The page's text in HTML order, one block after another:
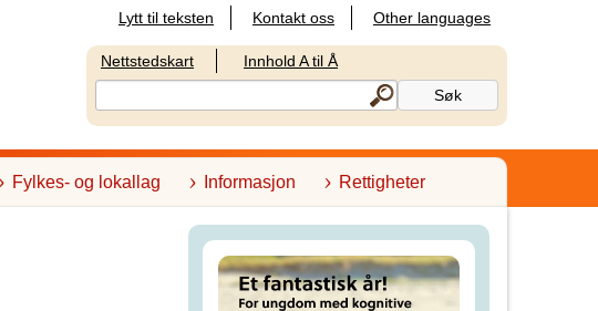
Lytt til teksten Kontakt oss Other languages
Nettstedskart Innhold A til Å
Fylkes- og lokallag Informasjon Rettigheter